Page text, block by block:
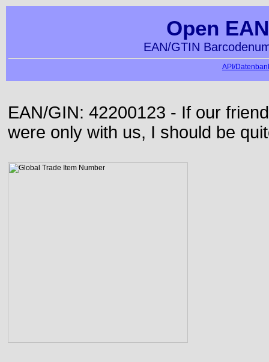
Open
EAN/GTIN
API/
EAN/GIN: 42200123 - If our
were only with us, I should be